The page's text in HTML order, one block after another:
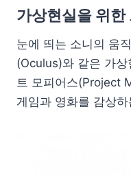
가상현실을 위
눈에 띄는 소니의 움
(Oculus)와 같은 가
트 모피어스(Project
게임과 영화를 감상